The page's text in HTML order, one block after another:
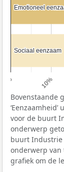
0% 10%
Emotioneel
Emotioneel
Sociaal eenzaam
Sociaal eenzaam
Bovenstaande
voor de buurt
onderwerp
buurt Industrie
onderwerp van
grafiek om de